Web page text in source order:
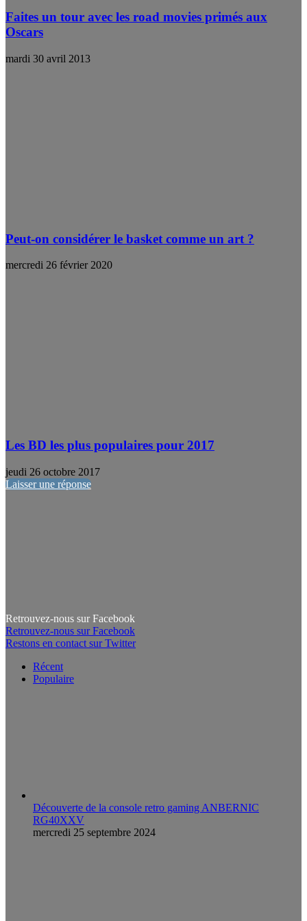
Faites un tour avec les road movies primés aux
Oscars
mardi 30 avril 2013
Peut-on considérer le basket comme un art ?
mercredi 26 février 2020
Les BD les plus populaires pour 2017
jeudi 26 octobre 2017
Laisser une réponse
Retrouvez-nous sur Facebook
Retrouvez-nous sur Facebook
Restons en contact sur Twitter
Récent
Populaire
Découverte de la console retro gaming ANBERNIC
RG40XXV
mercredi 25 septembre 2024